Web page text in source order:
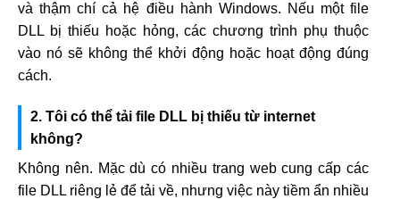
và thậm chí cả hệ điều hành Windows. Nếu một file
DLL bị thiếu hoặc hỏng, các chương trình phụ thuộc
vào nó sẽ không thể khởi động hoặc hoạt động đúng
cách.
2. Tôi có thể tải file DLL bị thiếu từ internet
không?
Không nên. Mặc dù có nhiều trang web cung cấp các
file DLL riêng lẻ để tải về, nhưng việc này tiềm ẩn nhiều